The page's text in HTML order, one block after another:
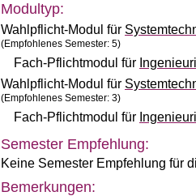
Modultyp:
Wahlpflicht-Modul für
(Empfohlenes Semester: 5)
Fach-Pflichtmodul für
Wahlpflicht-Modul für
(Empfohlenes Semester: 3)
Fach-Pflichtmodul für
Semester Empfehlung:
Keine Semester Empfehlung für
Bemerkungen: